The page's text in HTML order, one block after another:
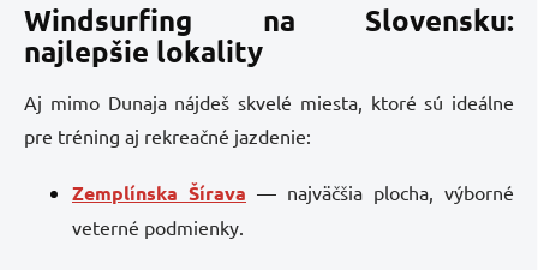
Windsurfing na Slovensku:
najlepšie lokality
Aj mimo Dunaja nájdeš skvelé miesta, ktoré sú ideálne
pre tréning aj rekreačné jazdenie:
Zemplínska Šírava — najväčšia plocha, výborné
veterné podmienky.